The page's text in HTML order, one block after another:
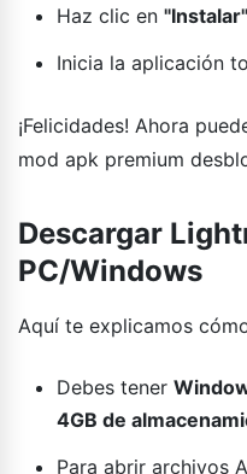
Haz clic en "Instalar"
Inicia la aplicación
¡Felicidades! Ahora
mod apk premium
Descargar
PC/Windows
Aquí te explicamos
Debes tener
4GB de
Para abrir archivos